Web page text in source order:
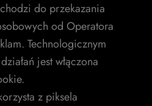
do przekazania
od Operatora
Technologicznym
jest włączona
z piksela